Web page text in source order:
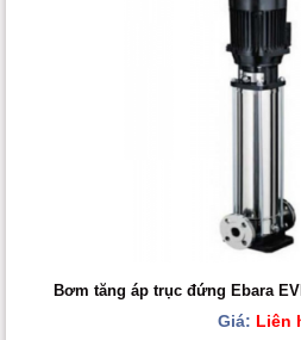
Bơm tăng áp trục đứng Ebara
Giá: Liên